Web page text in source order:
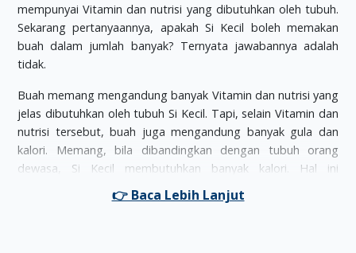
mempunyai Vitamin dan nutrisi yang dibutuhkan oleh tubuh.
Sekarang pertanyaannya, apakah Si Kecil boleh memakan
buah dalam jumlah banyak? Ternyata jawabannya adalah
tidak.
Buah memang mengandung banyak Vitamin dan nutrisi yang
jelas dibutuhkan oleh tubuh Si Kecil. Tapi, selain Vitamin dan
nutrisi tersebut, buah juga mengandung banyak gula dan
kalori. Memang, bila dibandingkan dengan tubuh orang
dewasa, Si Kecil membutuhkan banyak kalori. Hal ini
dewasa. Otak Si Kecil berfungsi layaknya mesin fotokopi